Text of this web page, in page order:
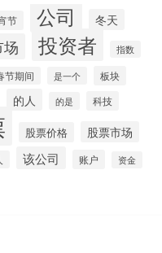
节 公司 冬天
投资者 指数
节期间 是一个 板块
的人 的是 科技
股票价格 股票市场
该公司 账户 资金